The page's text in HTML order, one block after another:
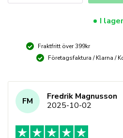
mängd
I lager
Fraktfritt över 399kr
Företagsfaktura / Klarna /
FM
Fredrik Magnusson
2025-10-02